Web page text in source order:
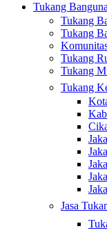
Tukang
Tukang
Tukang
Tukang
Tukang
Tukang
Jasa